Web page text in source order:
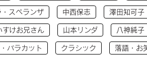
・スペランザ 中西保志 澤田知可子
すけお兄さん 山本リンダ 八神純子
バラカット クラシック 落語・お